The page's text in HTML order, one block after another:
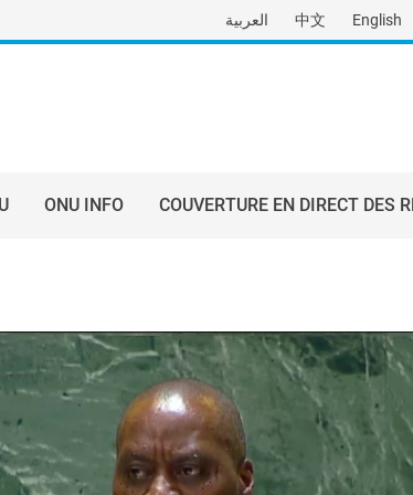
العربية 中文 English
ONU INFO COUVERTURE EN DIRECT DES